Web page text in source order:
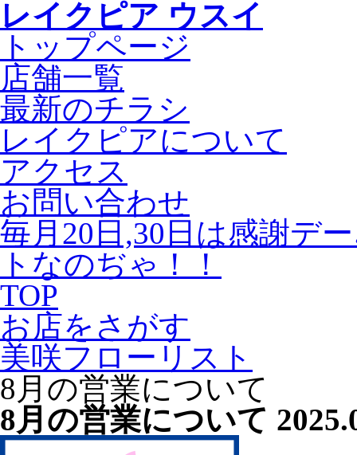
レイクピア ウスイ
トップページ
店舗一覧
最新のチラシ
レイクピアについて
アクセス
お問い合わせ
毎月20日,30日は感謝デ
トなのぢゃ！！
TOP
お店をさがす
美咲フローリスト
8月の営業について
8月の営業について